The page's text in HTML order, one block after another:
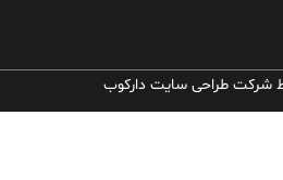
شرکت طراحی سایت دارکوب